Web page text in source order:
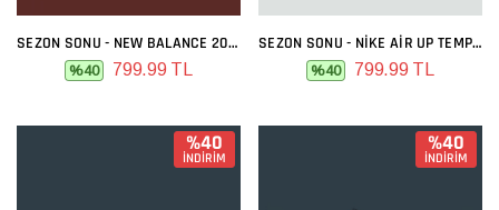
SEZON SONU - NEW BALANCE 2000 BEYAZ SIYAH
%40 799.99 TL
SEZON SONU - NIKE AIR UP TEMPO BEYAZ SIYAH
%40 799.99 TL
%40
İNDİRİM
%40
İNDİRİM